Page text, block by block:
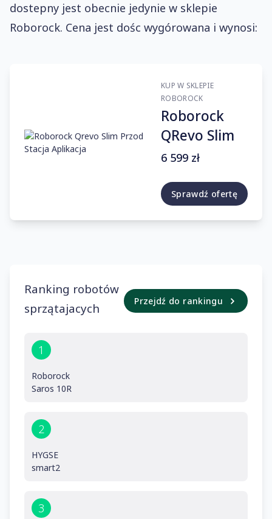
dostepny jest obecnie jedynie w sklepie
Roborock. Cena jest dośc wygórowana i wynosi:
KUP W SKLEPIE
ROBOROCK
Roborock
QRevo Slim
6 599 zł
Sprawdź ofertę
Ranking robotów
sprzątajacych
Przejdź do rankingu
1
Roborock
Saros 10R
2
HYGSE
smart2
3